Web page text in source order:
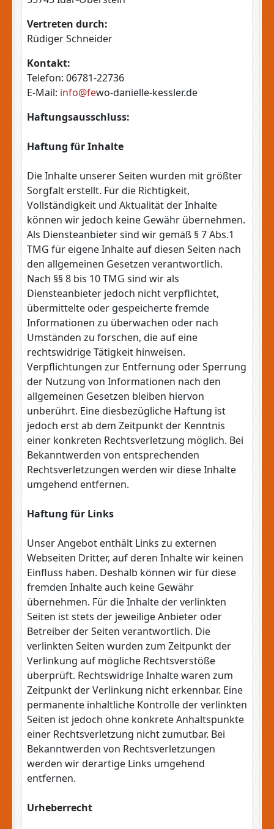
Vertreten durch:
Rüdiger Schneider
Kontakt:
Telefon: 06781-22736
E-Mail: info@fewo-danielle-kessler.de
Haftungsausschluss:
Haftung für Inhalte
Die Inhalte unserer Seiten wurden mit größter
Sorgfalt erstellt. Für die Richtigkeit,
Vollständigkeit und Aktualität der Inhalte
können wir jedoch keine Gewähr übernehmen.
Als Diensteanbieter sind wir gemäß § 7 Abs.1
TMG für eigene Inhalte auf diesen Seiten nach
den allgemeinen Gesetzen verantwortlich.
Nach §§ 8 bis 10 TMG sind wir als
Diensteanbieter jedoch nicht verpflichtet,
übermittelte oder gespeicherte fremde
Informationen zu überwachen oder nach
Umständen zu forschen, die auf eine
rechtswidrige Tätigkeit hinweisen.
Verpflichtungen zur Entfernung oder Sperrung
der Nutzung von Informationen nach den
allgemeinen Gesetzen bleiben hiervon
unberührt. Eine diesbezügliche Haftung ist
jedoch erst ab dem Zeitpunkt der Kenntnis
einer konkreten Rechtsverletzung möglich. Bei
Bekanntwerden von entsprechenden
Rechtsverletzungen werden wir diese Inhalte
umgehend entfernen.
Haftung für Links
Unser Angebot enthält Links zu externen
Webseiten Dritter, auf deren Inhalte wir keinen
Einfluss haben. Deshalb können wir für diese
fremden Inhalte auch keine Gewähr
übernehmen. Für die Inhalte der verlinkten
Seiten ist stets der jeweilige Anbieter oder
Betreiber der Seiten verantwortlich. Die
verlinkten Seiten wurden zum Zeitpunkt der
Verlinkung auf mögliche Rechtsverstöße
überprüft. Rechtswidrige Inhalte waren zum
Zeitpunkt der Verlinkung nicht erkennbar. Eine
permanente inhaltliche Kontrolle der verlinkten
Seiten ist jedoch ohne konkrete Anhaltspunkte
einer Rechtsverletzung nicht zumutbar. Bei
Bekanntwerden von Rechtsverletzungen
werden wir derartige Links umgehend
entfernen.
Urheberrecht